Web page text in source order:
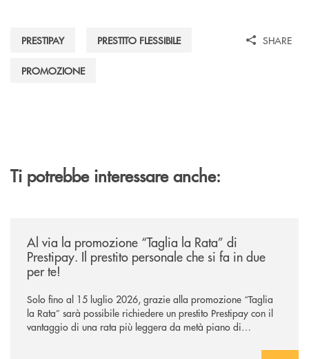
PRESTIPAY PRESTITO FLESSIBILE
PROMOZIONE
SHARE
Ti potrebbe interessare anche:
Al via la promozione “Taglia la Rata” di
Prestipay. Il prestito personale che si fa in due
per te!
Solo fino al 15 luglio 2026, grazie alla promozione “Taglia
la Rata” sarà possibile richiedere un prestito Prestipay con il
vantaggio di una rata più leggera da metà piano di